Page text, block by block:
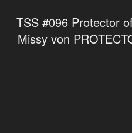
TSS #096 Protector
Missy von